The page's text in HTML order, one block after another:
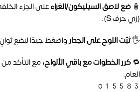
🧴 ضع لاصق السيليكون/الغراءعلى الجزء
(زي حرف S).
🖐️ثبّت اللوح على الجدارواضغط جيدًا لبضع
🔁كرر الخطوات مع باقي الألواح،مع التأكد
العام.